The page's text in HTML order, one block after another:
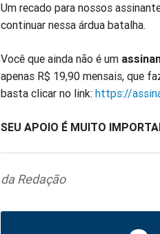
Um recado para nossos
continuar nessa árdua batalha.
Você que ainda não é um
apenas R$ 19,90 mensais, que
basta clicar no link: https://
SEU APOIO É MUITO
da Redação